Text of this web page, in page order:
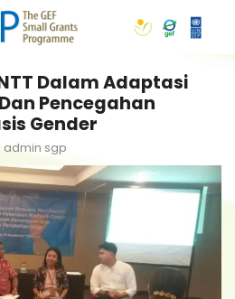
Dalam Adaptasi
Pencegahan
Gender
admin sgp